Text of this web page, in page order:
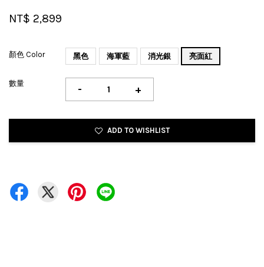
NT$ 2,899
顏色 Color 黑色 海軍藍 消光銀 亮面紅
數量 - +
ADD TO WISHLIST